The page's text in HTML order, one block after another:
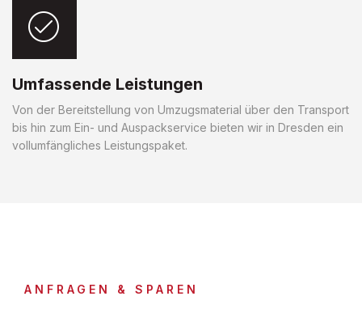
Umfassende Leistungen
Von der Bereitstellung von Umzugsmaterial über den Transport
bis hin zum Ein- und Auspackservice bieten wir in Dresden ein
vollumfängliches Leistungspaket.
ANFRAGEN & SPAREN